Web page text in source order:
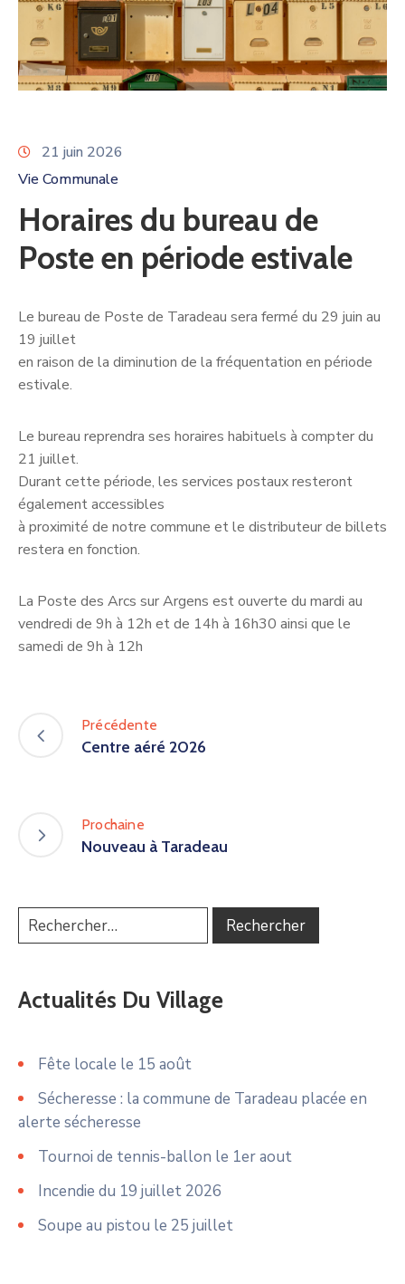
21 juin 2026
Vie Communale
Horaires du bureau de
Poste en période estivale
Le bureau de Poste de Taradeau sera fermé du 29 juin au
19 juillet
en raison de la diminution de la fréquentation en période
estivale.
Le bureau reprendra ses horaires habituels à compter du
21 juillet.
Durant cette période, les services postaux resteront
également accessibles
à proximité de notre commune et le distributeur de billets
restera en fonction.
La Poste des Arcs sur Argens est ouverte du mardi au
vendredi de 9h à 12h et de 14h à 16h30 ainsi que le
samedi de 9h à 12h
Précédente
Centre aéré 2026
Prochaine
Nouveau à Taradeau
Actualités Du Village
Fête locale le 15 août
Sécheresse : la commune de Taradeau placée en
alerte sécheresse
Tournoi de tennis-ballon le 1er aout
Incendie du 19 juillet 2026
Soupe au pistou le 25 juillet